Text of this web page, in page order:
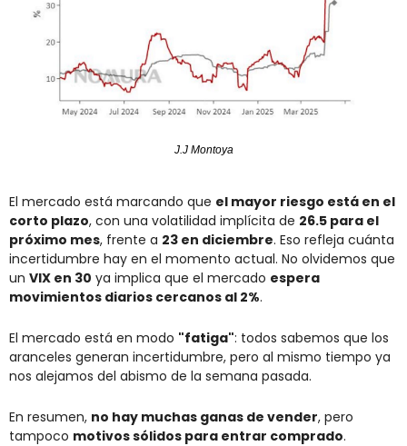
J.J Montoya
El mercado está marcando que el mayor riesgo está en el
corto plazo, con una volatilidad implícita de 26.5 para el
próximo mes, frente a 23 en diciembre. Eso refleja cuánta
incertidumbre hay en el momento actual. No olvidemos que
un VIX en 30 ya implica que el mercado espera
movimientos diarios cercanos al 2%.
El mercado está en modo "fatiga": todos sabemos que los
aranceles generan incertidumbre, pero al mismo tiempo ya
nos alejamos del abismo de la semana pasada.
En resumen, no hay muchas ganas de vender, pero
tampoco motivos sólidos para entrar comprado.